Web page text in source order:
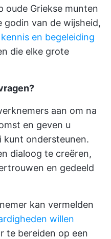
oude Griekse munten
godin van de wijsheid,
en begeleiding
die elke grote
aan om na
en geven u
kunt ondersteunen.
dialoog te creëren,
en gedeeld
kan vermelden
willen
te bereiden op een